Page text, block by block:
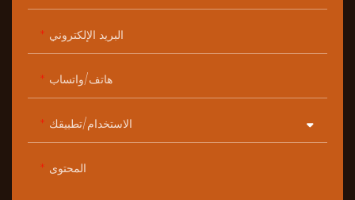
البريد الإلكتروني
هاتف/واتساب
الاستخدام/تطبيقك
المحتوى